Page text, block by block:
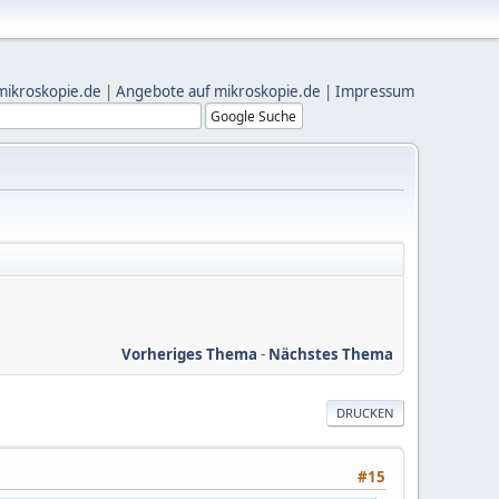
| Angebote auf mikroskopie.de | Impressum
Vorheriges Thema - Nächstes Thema
DRUCKEN
#15